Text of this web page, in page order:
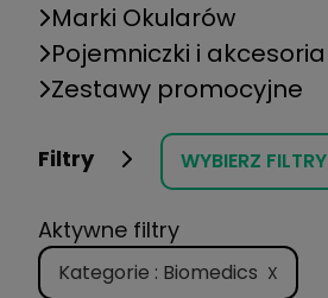
Marki Okularów
Pojemniczki i akcesoria
Zestawy promocyjne
Filtry WYBIERZ FILTRY
Aktywne filtry
Kategorie : Biomedics X